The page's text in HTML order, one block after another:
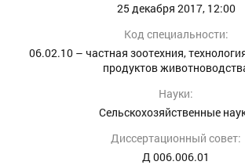
25 декабря 2017, 12:00
Код специальности:
06.02.10 – частная зоотехния,
продуктов
Науки:
Сельскохозяйственные
Диссертационный совет:
Д 006.006.01